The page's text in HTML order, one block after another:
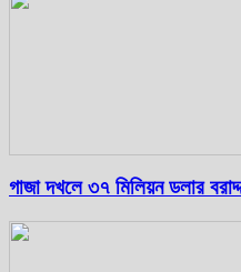
গাজা দখলে ৩৭ মিলিয়ন ডলার